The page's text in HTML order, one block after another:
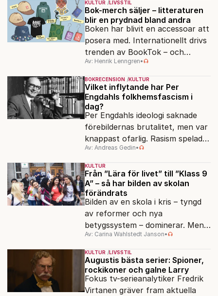
egensinnighet.
KULTUR LIVSSTIL
Bok-merch säljer – litteraturen
blir en prydnad bland andra
Boken har blivit en accessoar att
posera med. Internationellt drivs
trenden av BookTok – och
förlagen följer efter.
Av: Henrik Lenngren•
BOKRECENSION KULTUR
Vilket inflytande har Per
Engdahls folkhemsfascism i
dag?
Per Engdahls ideologi saknade
förebildernas brutalitet, men var
knappast ofarlig. Rasism spelades
ned i förmån för "kultur". Känns
det igen?
Av: Andreas Gedin•
KULTUR
Från ”Lära för livet” till ”Klass 9
A” – så har bilden av skolan
förändrats
Bilden av en skola i kris – tyngd
av reformer och nya
betygssystem – dominerar. Men
vem äger berättelsen om skolan?
Av: Carina Wahlstedt Janson•
KULTUR LIVSSTIL
Augustis bästa serier: Spioner,
rockikoner och galne Larry
Fokus tv-serieanalytiker Fredrik
Virtanen gräver fram aktuella